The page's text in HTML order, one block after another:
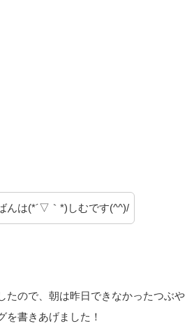
んは(*´▽｀*)しむです(^^)/
たので、朝は昨日できなかったつぶや
を書きあげました！